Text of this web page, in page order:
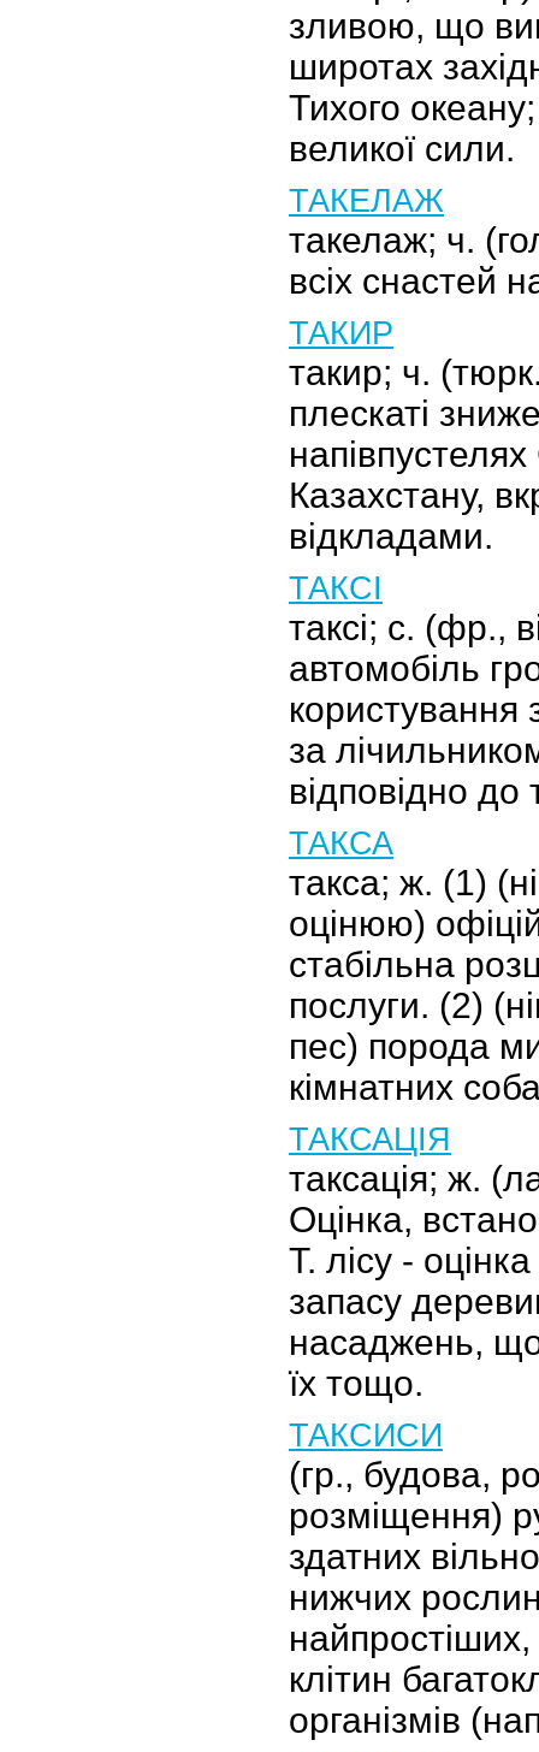
зливою, що
широтах
Тихого
великої сили.
ТАКЕЛАЖ
такелаж; ч.
всіх снастей
ТАКИР
такир; ч.
плескаті
Казахстану,
відкладами.
ТАКСІ
таксі; с. (фр.,
автомобіль
користування
за
відповідно до
ТАКСА
такса; ж. (1)
оцінюю)
стабільна
послуги. (2)
пес) порода
кімнатних
ТАКСАЦІЯ
таксація; ж.
Оцінка,
Т. лісу -
запасу
насаджень,
їх тощо.
ТАКСИСИ
(гр., будова,
розміщення)
здатних
нижчих рослин
клітин
організмів